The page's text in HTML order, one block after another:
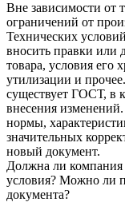
Вне зависимости от
ограничений от
Технических
вносить правки или
товара, условия его
утилизации и
существует ГОСТ, в
внесения
нормы,
значительных
новый документ.
Должна ли компания
условия? Можно ли
документа?